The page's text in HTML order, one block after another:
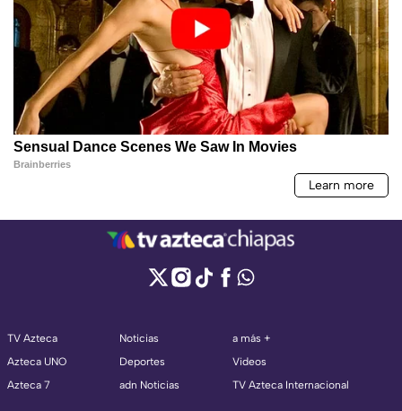
TV Azteca
Azteca UNO
Azteca 7
Noticias
Deportes
adn Noticias
a más +
Videos
TV Azteca Internacional